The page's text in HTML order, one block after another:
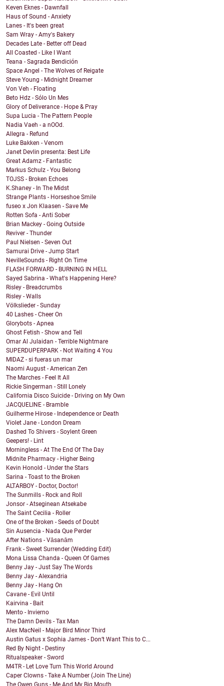
Keven Eknes - Dawnfall
Haus of Sound - Anxiety
Lanes - It's been great
Sam Wray - Amy's Bakery
Decades Late - Better off Dead
All Coasted - Like I Want
Teana - Sagrada Bendición
Space Angel - The Wolves of Reigate
Steve Young - Midnight Dreamer
Von Veh - Floating
Beto Hdz - Sólo Un Mes
Glory of Deliverance - Hope & Pray
Supa Lucia - The Pattern People
Nadia Vaeh - a nOOd.
Allegra - Refund
Luke Bakken - Venom
Janet Devlin presenta: Best Life
Great Adamz - Fantastic
Markus Schulz - You Belong
TOJSS - Broken Echoes
K.Shaney - In The Midst
Strange Plants - Horseshoe Smile
fuseo x Jon Klaasen - Save Me
Rotten Sofa - Anti Sober
Brian Mackey - Going Outside
Reviver - Thunder
Paul Nielsen - Seven Out
Samurai Drive - Jump Start
NevilleSounds - Right On Time
FLASH FORWARD - BURNING IN HELL
Sayed Sabrina - What's Happening Here?
Risley - Breadcrumbs
Risley - Walls
Völkslieder - Sunday
40 Lashes - Cheer On
Glorybots - Apnea
Ghost Fetish - Show and Tell
Omar Al Julaidan - Terrible Nightmare
SUPERDUPERPARK - Not Waiting 4 You
MIDAZ - si fueras un mar
Naomi August - American Zen
The Marches - Feel It All
Rickie Singerman - Still Lonely
California Disco Suicide - Driving on My Own
JACQUELINE - Bramble
Guilherme Hirose - Independence or Death
Violet Jane - London Dream
Dashed To Shivers - Soylent Green
Geepers! - Lint
Morningless - At The End Of The Day
Midnite Pharmacy - Higher Being
Kevin Honold - Under the Stars
Sarina - Toast to the Broken
ALTARBOY - Doctor, Doctor!
The Sunmills - Rock and Roll
Jonsor - Atseginean Atsekabe
The Saint Cecilia - Roller
One of the Broken - Seeds of Doubt
Sin Ausencia - Nada Que Perder
After Nations - Vāsanām
Frank - Sweet Surrender (Wedding Edit)
Mona Lissa Chanda - Queen Of Games
Benny Jay - Just Say The Words
Benny Jay - Alexandria
Benny Jay - Hang On
Cavane - Evil Until
Kairvina - Bait
Mento - Invierno
The Damn Devils - Tax Man
Alex MacNeil - Major Bird Minor Third
Austin Gatus x Sophia James - Don’t Want This to C...
Red By Night - Destiny
Ritualspeaker - Sword
M4TR - Let Love Turn This World Around
Caper Clowns - Take A Number (Join The Line)
The Owen Guns - Me And My Big Mouth